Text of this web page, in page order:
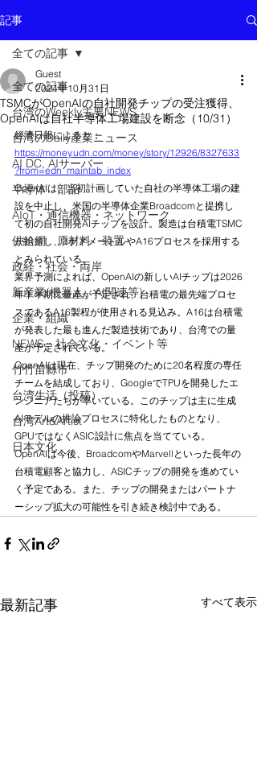
記事
全ての記事
台湾のWeekly主要NEWS
台湾のDaily産業ニュース
AI DC, AIサーバー
半導体 部品
AIoT・通信機器・ネットワーク
供給網 原材料 装置
政経・社会・両岸
新産業(機器人、AI関連等)
企業・組織
NEWS・社会文化・イベント等
竹竹苗縣市
台湾生活（投稿）
台湾Art&Artist
日本文化
全ての記事
TSMCがOpenAIの自社開発チップの受注獲得、
OpenAIは自社半導体工場建設を断念（10/31）
Guest
2024年10月31日
經濟日報によると；
https://money.udn.com/money/story/12926/8327633
?from=edn_maintab_index
OpenAIは、当初計画していた自社の半導体工場の建
設を中止し、米国の半導体企業Broadcomと提携し
て初の自社開発AIチップを設計。製造は台積電TSMC
が担当し、3ナノメートルやA16プロセスを採用する
とみられている。
業界予測によれば、OpenAIの新しいAIチップは2026
年下半期に量産が予定され、台積電の最先端プロセ
スであるA16製程が使用される見込み。A16は台積電
が発表した最も進んだ製造技術であり、台湾での量
産が予定されている。
OpenAIは現在、チップ開発のために20名程度の専任
チームを結成しており、GoogleでTPUを開発したエ
ンジニアたちが率いている。このチップは主に生成
AIモデルの推論プロセスに特化したものとなり、
GPUではなくASIC設計に焦点を当てている。
OpenAIは今後、BroadcomやMarvellといった長年の
台積電顧客と協力し、ASICチップの開発を進めてい
く予定である。また、チップの開発またはパートナ
ーシップ拡大の可能性を引き続き検討中である。
最新記事 すべて表示